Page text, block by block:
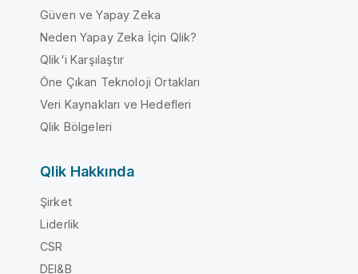
Güven ve Yapay Zeka
Neden Yapay Zeka İçin Qlik?
Qlik'i Karşılaştır
Öne Çıkan Teknoloji Ortakları
Veri Kaynakları ve Hedefleri
Qlik Bölgeleri
Qlik Hakkında
Şirket
Liderlik
CSR
DEI&B